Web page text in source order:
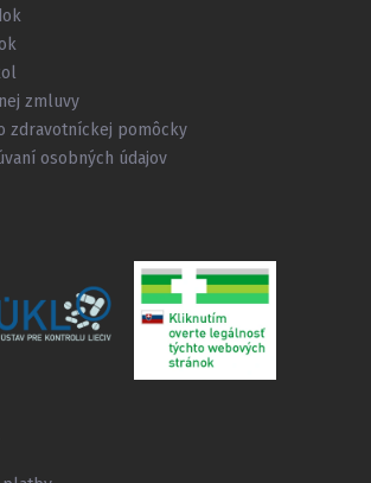
zmluvy
zdravotníckej pomôcky
osobných údajov